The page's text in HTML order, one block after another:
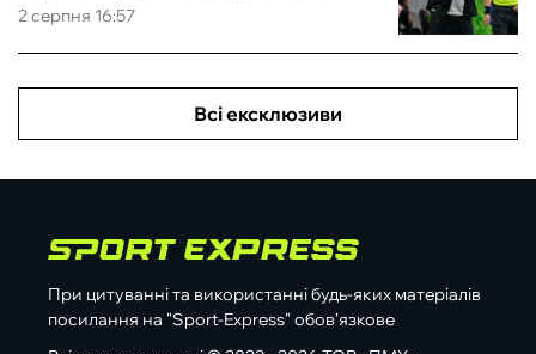
2 серпня 16:57
Всі ексклюзиви
При цитуванні та використанні будь-яких матеріалів
посилання на "Sport-Express" обов'язкове